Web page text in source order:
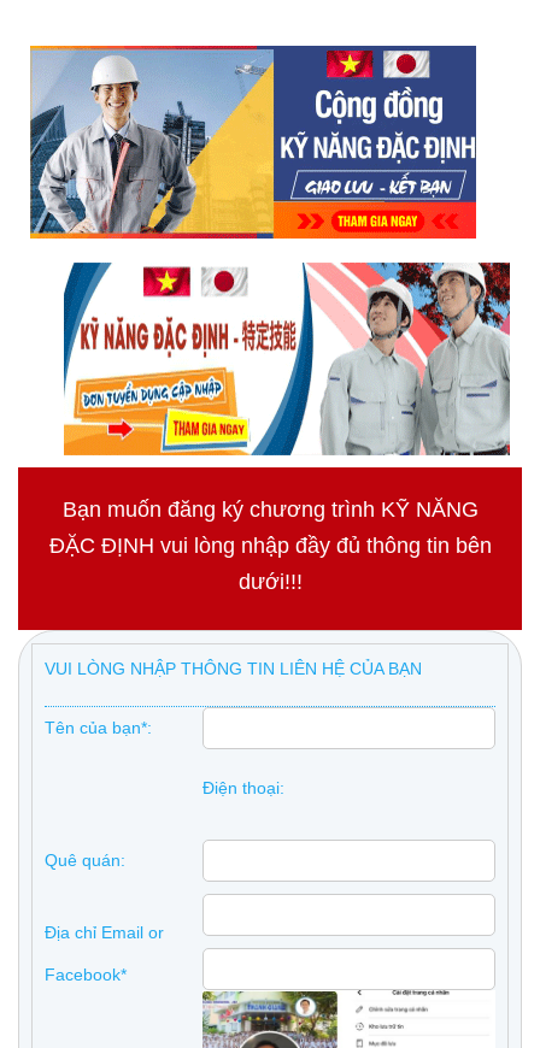
Bạn muốn đăng ký chương trình KỸ NĂNG
ĐẶC ĐỊNH vui lòng nhập đầy đủ thông tin bên
dưới!!!
VUI LÒNG NHẬP THÔNG TIN LIÊN HỆ CỦA BẠN
Tên của bạn*:
Điện thoại:
Quê quán:
Địa chỉ Email or
Facebook*